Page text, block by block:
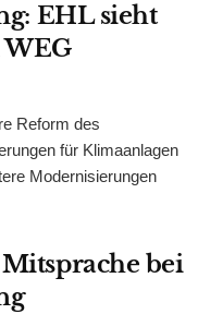
EHL sieht
Reform des
für Klimaanlagen
Modernisierungen
bei